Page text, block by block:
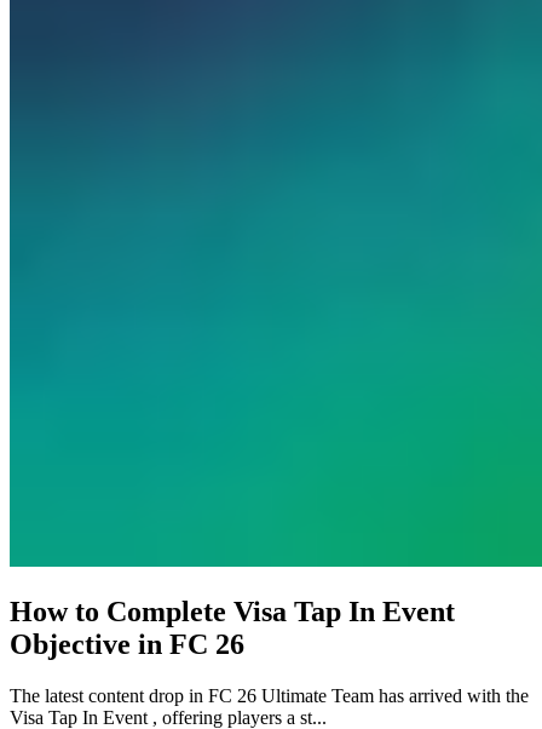
How to Complete Visa Tap In Event
Objective in FC 26
The latest content drop in FC 26 Ultimate Team has arrived with the
Visa Tap In Event , offering players a st...